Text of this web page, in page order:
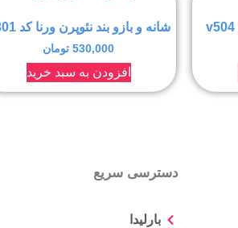
شانه و بازو بند نئوپرن ورنا کد v301
530,000 تومان
افزودن به سبد خرید
دسترسی سریع
بارلیدا